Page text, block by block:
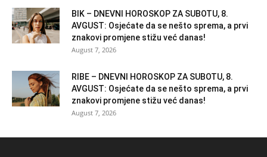
BIK – DNEVNI HOROSKOP ZA SUBOTU, 8.
AVGUST: Osjećate da se nešto sprema, a prvi
znakovi promjene stižu već danas!
August 7, 2026
RIBE – DNEVNI HOROSKOP ZA SUBOTU, 8.
AVGUST: Osjećate da se nešto sprema, a prvi
znakovi promjene stižu već danas!
August 7, 2026